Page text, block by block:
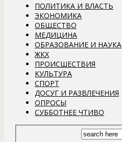
ПОЛИТИКА И ВЛАСТЬ
ЭКОНОМИКА
ОБЩЕСТВО
МЕДИЦИНА
ОБРАЗОВАНИЕ И НАУКА
ЖКХ
ПРОИСШЕСТВИЯ
КУЛЬТУРА
СПОРТ
ДОСУГ И РАЗВЛЕЧЕНИЯ
ОПРОСЫ
СУББОТНЕЕ ЧТИВО